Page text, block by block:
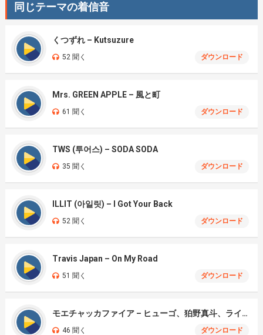
同じテーマの着信音
くつずれ – Kutsuzure
52 聞く ダウンロード
Mrs. GREEN APPLE – 風と町
61 聞く ダウンロード
TWS (투어스) – SODA SODA
35 聞く ダウンロード
ILLIT (아일릿) – I Got Your Back
52 聞く ダウンロード
Travis Japan – On My Road
51 聞く ダウンロード
モエチャッカファイア – ヒューゴ、狛野真斗、ライト、セヴェリアン (Cover )
46 聞く ダウンロード